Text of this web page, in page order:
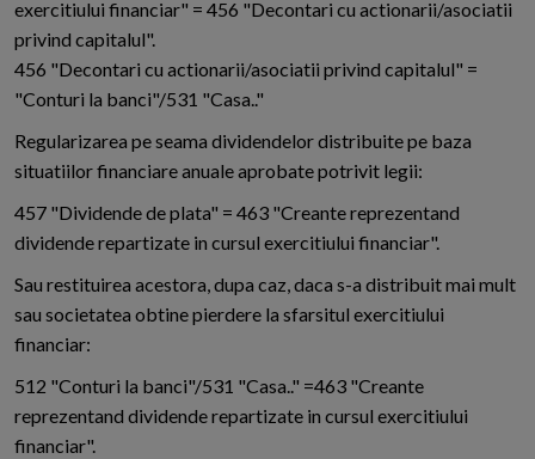
exercitiului financiar" = 456 "Decontari cu actionarii/asociatii
privind capitalul".
456 "Decontari cu actionarii/asociatii privind capitalul" =
"Conturi la banci"/531 "Casa.."
Regularizarea pe seama dividendelor distribuite pe baza
situatiilor financiare anuale aprobate potrivit legii:
457 "Dividende de plata" = 463 "Creante reprezentand
dividende repartizate in cursul exercitiului financiar".
Sau restituirea acestora, dupa caz, daca s-a distribuit mai mult
sau societatea obtine pierdere la sfarsitul exercitiului
financiar:
512 "Conturi la banci"/531 "Casa.." =463 "Creante
reprezentand dividende repartizate in cursul exercitiului
financiar".